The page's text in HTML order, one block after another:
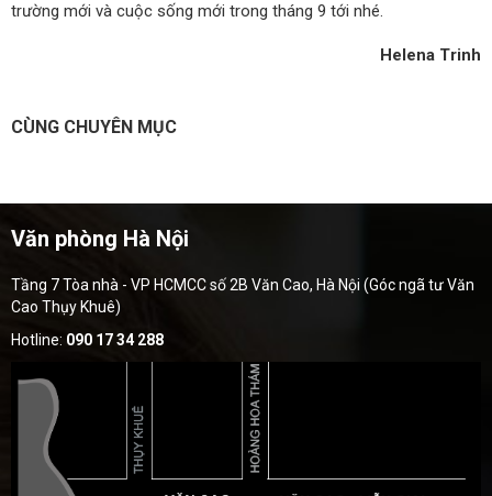
trường mới và cuộc sống mới trong tháng 9 tới nhé.
Helena Trinh
CÙNG CHUYÊN MỤC
Văn phòng Hà Nội
Tầng 7 Tòa nhà - VP HCMCC số 2B Văn Cao, Hà Nội (Góc ngã tư Văn
Cao Thụy Khuê)
Hotline: 090 17 34 288